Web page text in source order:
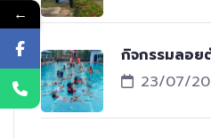
กิจกรรมลอย
23/07/
←